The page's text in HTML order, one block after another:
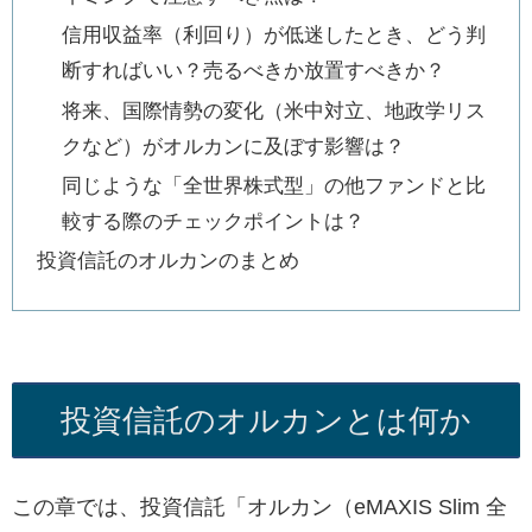
信用収益率（利回り）が低迷したとき、どう判
断すればいい？売るべきか放置すべきか？
将来、国際情勢の変化（米中対立、地政学リス
クなど）がオルカンに及ぼす影響は？
同じような「全世界株式型」の他ファンドと比
較する際のチェックポイントは？
投資信託のオルカンのまとめ
投資信託のオルカンとは何か
この章では、投資信託「オルカン（eMAXIS Slim 全